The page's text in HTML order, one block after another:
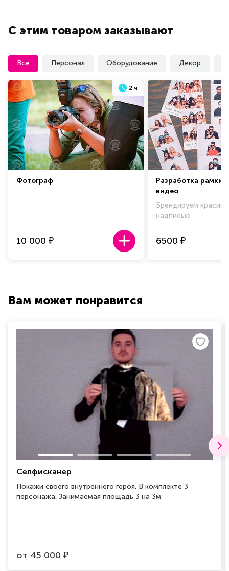
С этим товаром заказывают
Все Персонал Оборудование Декор
2 ч
Фотограф
10 000 ₽
Разработка рамки
видео
Брендируем
надписью
6500 ₽
Вам может понравится
Селфисканер
Покажи своего внутреннего героя. В комплекте 3
персонажа. Занимаемая площадь 3 на 3м
от 45 000 ₽